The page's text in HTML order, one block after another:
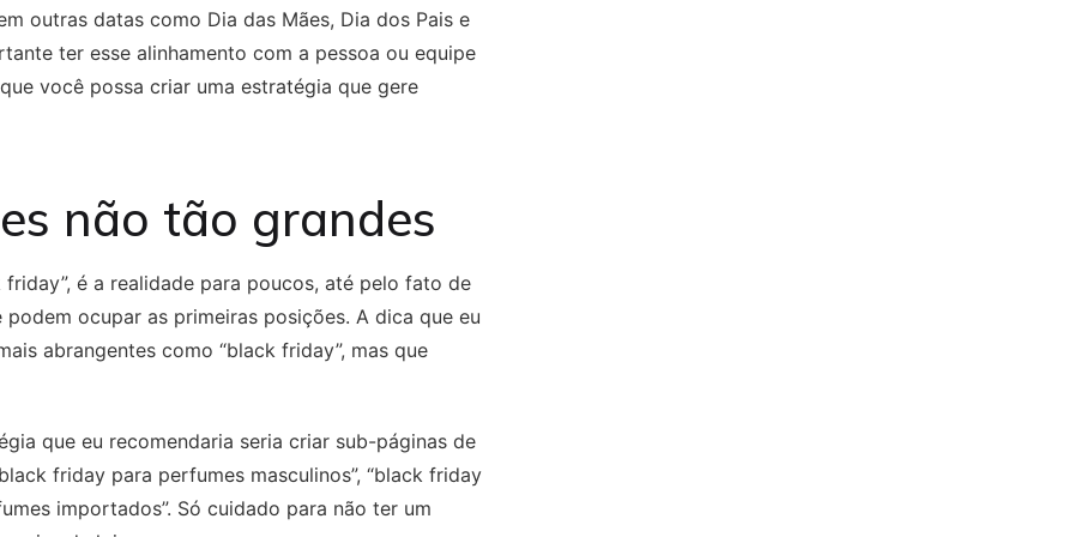
outras datas como Dia das Mães, Dia dos Pais e
ter esse alinhamento com a pessoa ou equipe
você possa criar uma estratégia que gere
não tão grandes
é a realidade para poucos, até pelo fato de
ocupar as primeiras posições. A dica que eu
abrangentes como “black friday”, mas que
que eu recomendaria seria criar sub-páginas de
friday para perfumes masculinos”, “black friday
importados”. Só cuidado para não ter um